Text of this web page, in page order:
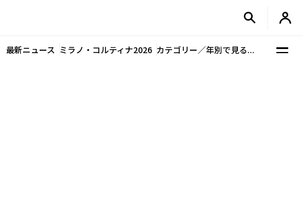
最新ニュース ミラノ・コルティナ2026 カテゴリー／年別で見る...